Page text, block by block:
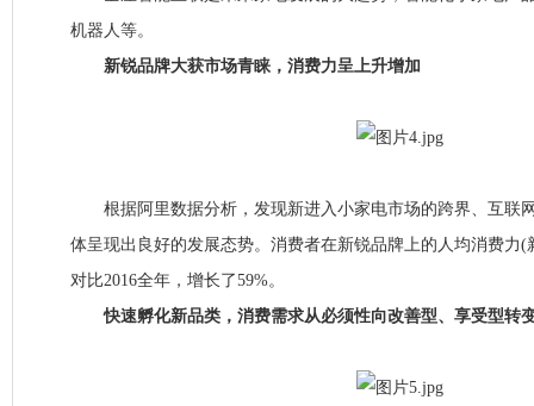
机器人等。
新锐品牌大获市场青睐，消费力呈上升增加
根据阿里数据分析，发现新进入小家电市场的跨界、互联
体呈现出良好的发展态势。消费者在新锐品牌上的人均消费力
对比2016全年，增长了59%。
快速孵化新品类，消费需求从必须性向改善型、享受型转